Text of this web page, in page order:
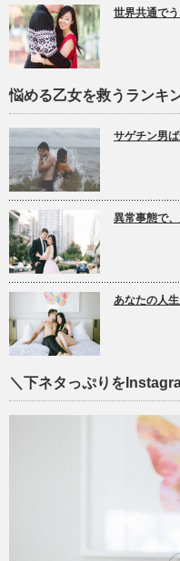
世界共通で
悩める乙女を救うランキ
サゲチン男
異常事態で
あなたの人
＼下ネタっぷりを